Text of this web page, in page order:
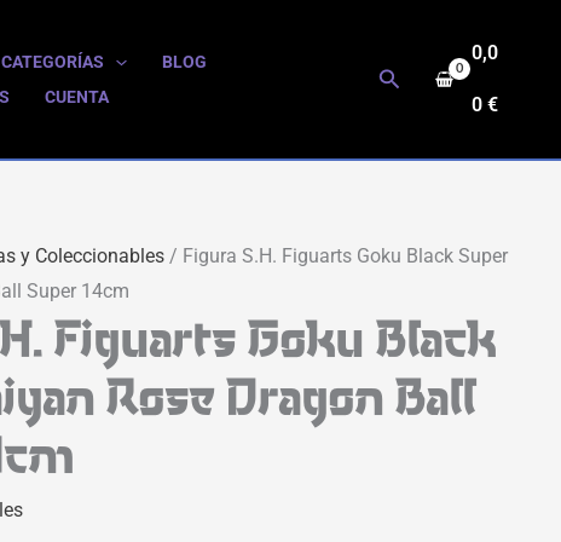
CATEGORÍAS
BLOG
CUENTA
Buscar
0,0
0€
y Coleccionables / Figura S.H. Figuarts Goku Black Super
Super 14cm
Figuarts Goku Black
Rose Dragon Ball